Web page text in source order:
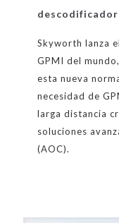
Skyworth lanza
GPMI del
esta nueva
necesidad de
larga distancia
soluciones
(AOC).